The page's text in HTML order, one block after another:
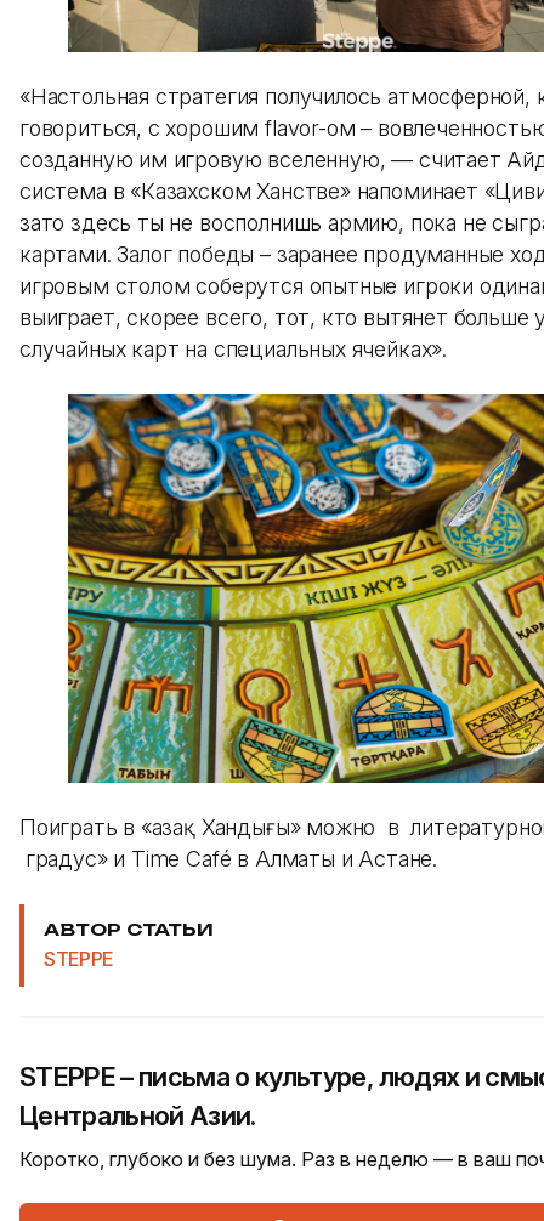
«Настольная стратегия получилось атмосферной,
говориться, с хорошим flavor-ом –
созданную им игровую вселенную, — считает
система в «Казахском Ханстве» напоминает
зато здесь ты не восполнишь армию, пока не
картами. Залог победы – заранее продуманные
игровым столом соберутся опытные игроки
выиграет, скорее всего, тот, кто вытянет больше
случайных карт на специальных ячейках».
Поиграть в «Қазақ Хандығы» можно в
градус» и Time Café в Алматы и Астане.
АВТОР СТАТЬИ
STEPPE
STEPPE – письма о культуре, людях и
Центральной Азии.
Коротко, глубоко и без шума. Раз в неделю — в ваш